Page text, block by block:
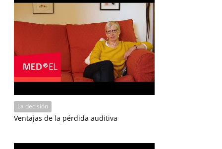
La decisión
Ventajas de la pérdida auditiva